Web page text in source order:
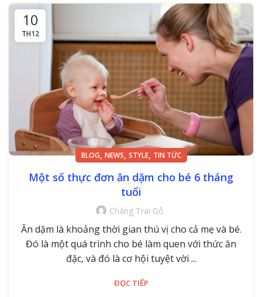
10
TH12
BLOG, NEWS, STYLE, TIN TỨC
Một số thực đơn ăn dặm cho bé 6 tháng
tuổi
Chàng Trai Gỗ
Ăn dặm là khoảng thời gian thú vị cho cả mẹ và bé.
Đó là một quá trình cho bé làm quen với thức ăn
đặc, và đó là cơ hội tuyệt vời ...
ĐỌC TIẾP